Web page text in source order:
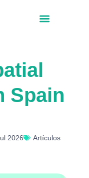
Spain
2026 Artículos